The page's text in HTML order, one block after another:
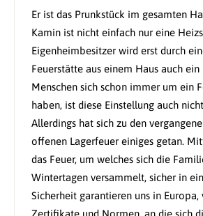
Er ist das Prunkstück im gesamten
Kamin ist nicht einfach nur eine
Eigenheimbesitzer wird erst durch
Feuerstätte aus einem Haus auch
Menschen sich schon immer um ein
haben, ist diese Einstellung auch
Allerdings hat sich zu den
offenen Lagerfeuer einiges getan.
das Feuer, um welches sich die
Wintertagen versammelt, sicher in
Sicherheit garantieren uns in Europa,
Zertifikate und Normen, an die sich